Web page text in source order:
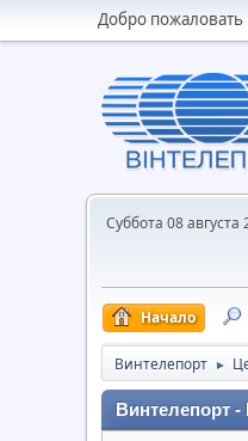
Добро пожаловать
Суббота 08 августа
Начало
Винтелепорт ►
Винтелепорт -